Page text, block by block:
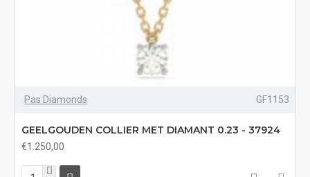
Pas Diamonds GF1153
GEELGOUDEN COLLIER MET DIAMANT 0.23 - 37924
€1.250,00